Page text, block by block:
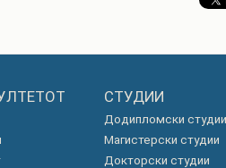
СТУДИИ
Додипломски студии
Магистерски студии
Докторски студии